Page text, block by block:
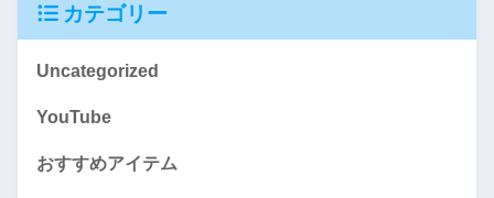
カテゴリー
Uncategorized
YouTube
おすすめアイテム